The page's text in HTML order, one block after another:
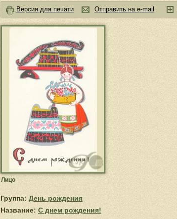
Версия для печати Отправить на e-mail
Лицо
Группа: День рождения
Название: С днем рождения!